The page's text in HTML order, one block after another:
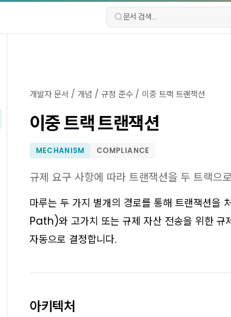
문서 검색...
개발자 문서 / 개념 / 규정 준수 / 이중 트랙 트랜잭션
이중 트랙 트랜잭션
MECHANISM COMPLIANCE
규제 요구 사항에 따라 트랜잭션을 두 트랙으
마루는 두 가지 별개의 경로를 통해 트랜잭션
Path)와 고가치 또는 규제 자산 전송을 위한
자동으로 결정합니다.
아키텍처